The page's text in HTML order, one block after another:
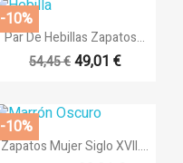
 Vista rápida
Par De Hebillas Zapatos...
54,45 €49,01 €
-10%
 Vista rápida
Zapatos Mujer Siglo XVII....
-10%